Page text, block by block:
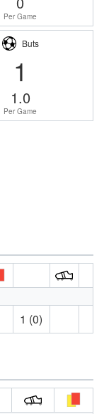
Per Game
Buts
1
1.0
Per Game
1 (0)